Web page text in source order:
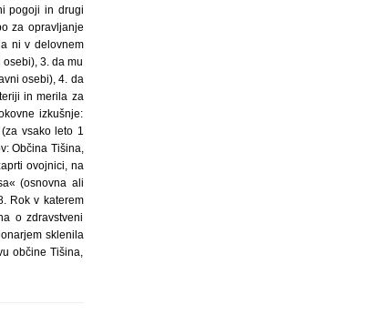
pogoji in drugi
za opravljanje
ni v delovnem
3. da mu
osebi), 4. da
in merila za
izkušnje:
vsako leto 1
Občina Tišina,
ovojnici, na
(osnovna ali
Rok v katerem
o zdravstveni
sklenila
občine Tišina,